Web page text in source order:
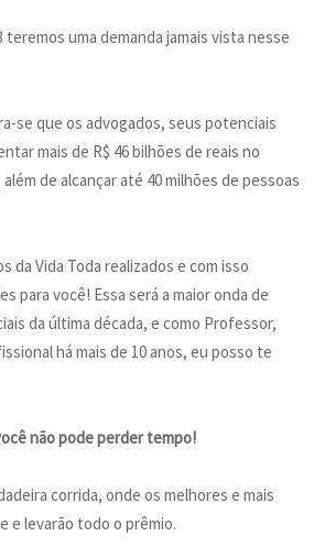
teremos uma demanda jamais vista nesse
se que os advogados, seus potenciais
mais de R$ 46 bilhões de reais no
de alcançar até 40 milhões de pessoas
da Vida Toda realizados e com isso
para você! Essa será a maior onda de
da última década, e como Professor,
há mais de 10 anos, eu posso te
não pode perder tempo!
corrida, onde os melhores e mais
e levarão todo o prêmio.